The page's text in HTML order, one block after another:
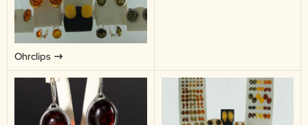
Ohrclips